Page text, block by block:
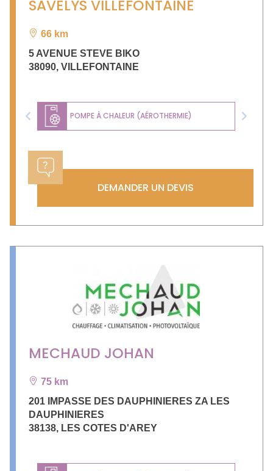
SAVELYS VILLEFONTAINE
66 km
5 AVENUE STEVE BIKO
38090, VILLEFONTAINE
POMPE À CHALEUR (AÉROTHERMIE)
Previous Next
DEMANDER UN DEVIS
MECHAUD JOHAN
75 km
201 IMPASSE DES DAUPHINIERES ZA LES
DAUPHINIERES
38138, LES COTES D'AREY